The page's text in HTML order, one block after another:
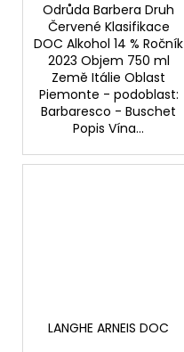
Odrůda Barbera Druh
Červené Klasifikace
DOC Alkohol 14 % Ročník
2023 Objem 750 ml
Země Itálie Oblast
Piemonte - podoblast:
Barbaresco - Buschet
Popis Vína...
LANGHE ARNEIS DOC